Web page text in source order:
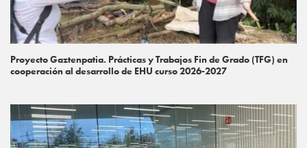
Proyecto Gaztenpatia. Prácticas y Trabajos Fin de Grado (TFG) en
cooperación al desarrollo de EHU curso 2026-2027